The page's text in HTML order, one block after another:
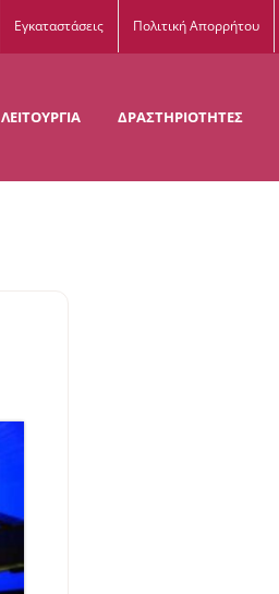
Εγκαταστάσεις Πολιτική Απορρήτου
ΛΕΙΤΟΥΡΓΙΑ ΔΡΑΣΤΗΡΙΟΤΗΤΕΣ